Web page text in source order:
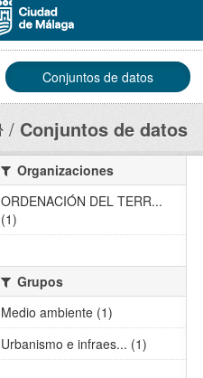
Conjuntos de datos
Conjuntos de datos
Organizaciones
ORDENACIÓN DEL TERR...
(1)
Grupos
Medio ambiente (1)
Urbanismo e infraes... (1)